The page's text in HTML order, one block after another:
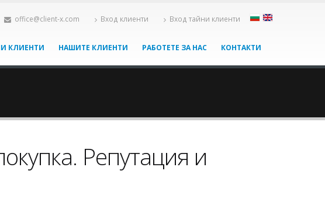
office@client-x.com Вход клиенти Вход тайни клиенти
КЛИЕНТИ НАШИТЕ КЛИЕНТИ РАБОТЕТЕ ЗА НАС КОНТАКТИ
Репутация и